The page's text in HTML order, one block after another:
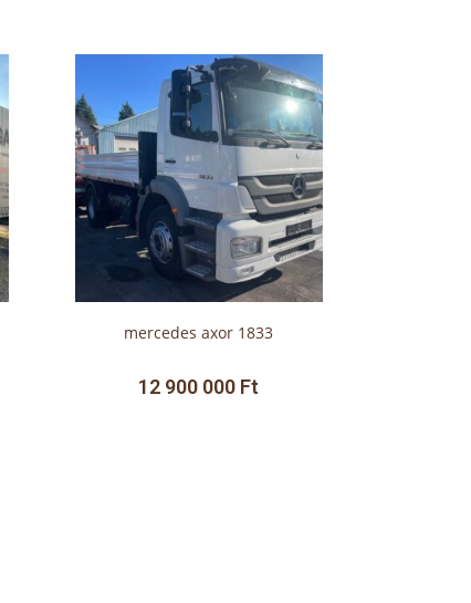
mercedes axor 1833
12 900 000 Ft